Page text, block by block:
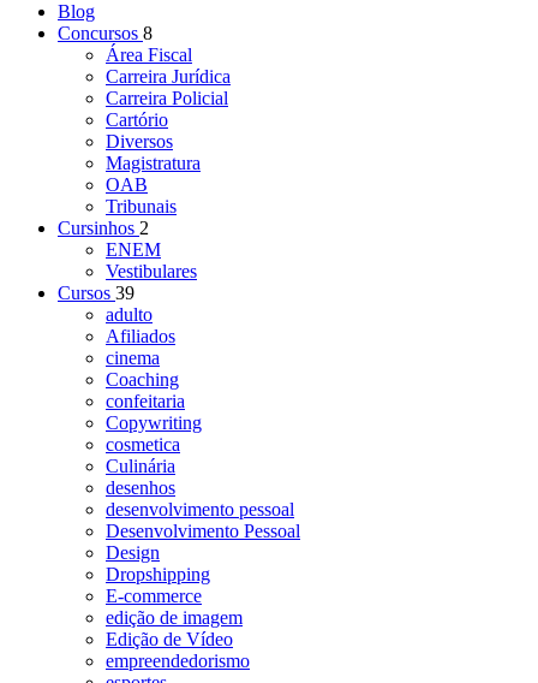
Blog
Concursos 8
Área Fiscal
Carreira Jurídica
Carreira Policial
Cartório
Diversos
Magistratura
OAB
Tribunais
Cursinhos 2
ENEM
Vestibulares
Cursos 39
adulto
Afiliados
cinema
Coaching
confeitaria
Copywriting
cosmetica
Culinária
desenhos
desenvolvimento pessoal
Desenvolvimento Pessoal
Design
Dropshipping
E-commerce
edição de imagem
Edição de Vídeo
empreendedorismo